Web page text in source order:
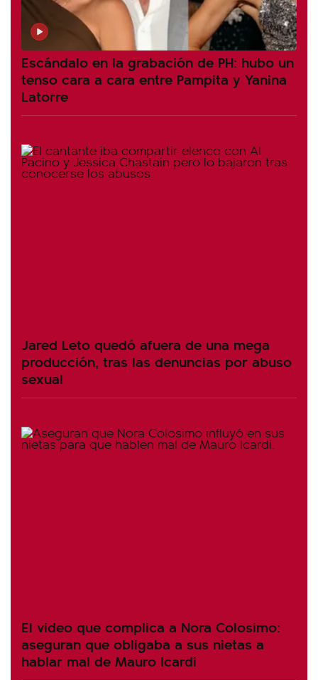
Escándalo en la grabación de PH: hubo un
tenso cara a cara entre Pampita y Yanina
Latorre
Jared Leto quedó afuera de una mega
producción, tras las denuncias por abuso
sexual
El video que complica a Nora Colosimo:
aseguran que obligaba a sus nietas a
hablar mal de Mauro Icardi